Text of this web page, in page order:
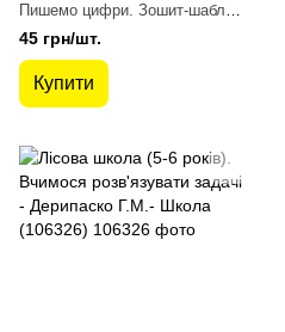
Пишемо цифри. Зошит-шаблон
(5+) - Шевчук Л. - АССА
(104073)
45 грн/шт.
Купити